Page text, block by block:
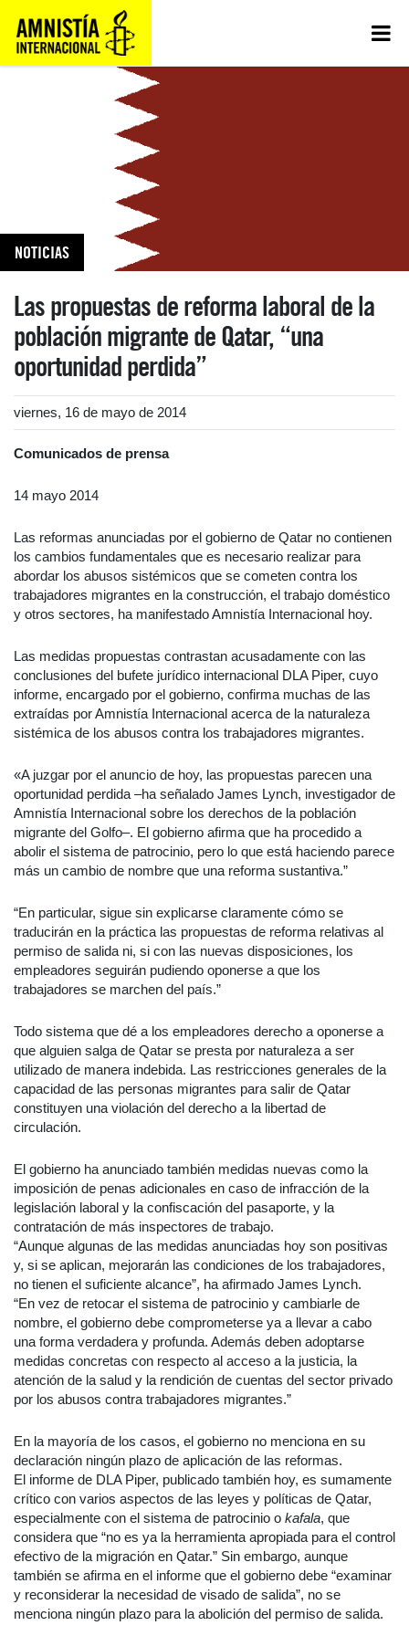
NOTICIAS
Las propuestas de reforma laboral de la
población migrante de Qatar, “una
oportunidad perdida”
viernes, 16 de mayo de 2014
Comunicados de prensa
14 mayo 2014
Las reformas anunciadas por el gobierno de Qatar no contienen
los cambios fundamentales que es necesario realizar para
abordar los abusos sistémicos que se cometen contra los
trabajadores migrantes en la construcción, el trabajo doméstico
y otros sectores, ha manifestado Amnistía Internacional hoy.
Las medidas propuestas contrastan acusadamente con las
conclusiones del bufete jurídico internacional DLA Piper, cuyo
informe, encargado por el gobierno, confirma muchas de las
extraídas por Amnistía Internacional acerca de la naturaleza
sistémica de los abusos contra los trabajadores migrantes.
«A juzgar por el anuncio de hoy, las propuestas parecen una
oportunidad perdida –ha señalado James Lynch, investigador de
Amnistía Internacional sobre los derechos de la población
migrante del Golfo–. El gobierno afirma que ha procedido a
abolir el sistema de patrocinio, pero lo que está haciendo parece
más un cambio de nombre que una reforma sustantiva.”
“En particular, sigue sin explicarse claramente cómo se
traducirán en la práctica las propuestas de reforma relativas al
permiso de salida ni, si con las nuevas disposiciones, los
empleadores seguirán pudiendo oponerse a que los
trabajadores se marchen del país.”
Todo sistema que dé a los empleadores derecho a oponerse a
que alguien salga de Qatar se presta por naturaleza a ser
utilizado de manera indebida. Las restricciones generales de la
capacidad de las personas migrantes para salir de Qatar
constituyen una violación del derecho a la libertad de
circulación.
El gobierno ha anunciado también medidas nuevas como la
imposición de penas adicionales en caso de infracción de la
legislación laboral y la confiscación del pasaporte, y la
contratación de más inspectores de trabajo.
“Aunque algunas de las medidas anunciadas hoy son positivas
y, si se aplican, mejorarán las condiciones de los trabajadores,
no tienen el suficiente alcance”, ha afirmado James Lynch.
“En vez de retocar el sistema de patrocinio y cambiarle de
nombre, el gobierno debe comprometerse ya a llevar a cabo
una forma verdadera y profunda. Además deben adoptarse
medidas concretas con respecto al acceso a la justicia, la
atención de la salud y la rendición de cuentas del sector privado
por los abusos contra trabajadores migrantes.”
En la mayoría de los casos, el gobierno no menciona en su
declaración ningún plazo de aplicación de las reformas.
El informe de DLA Piper, publicado también hoy, es sumamente
crítico con varios aspectos de las leyes y políticas de Qatar,
especialmente con el sistema de patrocinio o kafala, que
considera que “no es ya la herramienta apropiada para el control
efectivo de la migración en Qatar.” Sin embargo, aunque
también se afirma en el informe que el gobierno debe “examinar
y reconsiderar la necesidad de visado de salida”, no se
menciona ningún plazo para la abolición del permiso de salida.